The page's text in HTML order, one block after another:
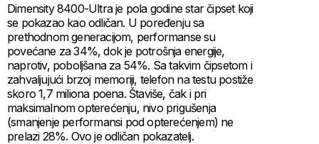
Dimensity 8400-Ultra je pola godine star čipset koji
se pokazao kao odličan. U poređenju sa
prethodnom generacijom, performanse su
povećane za 34%, dok je potrošnja energije,
naprotiv, poboljšana za 54%. Sa takvim čipsetom i
zahvaljujući brzoj memoriji, telefon na testu postiže
skoro 1,7 miliona poena. Štaviše, čak i pri
maksimalnom opterećenju, nivo prigušenja
(smanjenje performansi pod opterećenjem) ne
prelazi 28%. Ovo je odličan pokazatelj.